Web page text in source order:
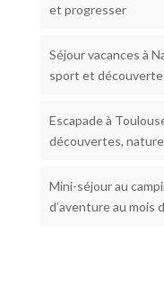
et progresser
Séjour vacances à
sport et
Escapade à
découvertes,
Mini-séjour au
d’aventure au mois